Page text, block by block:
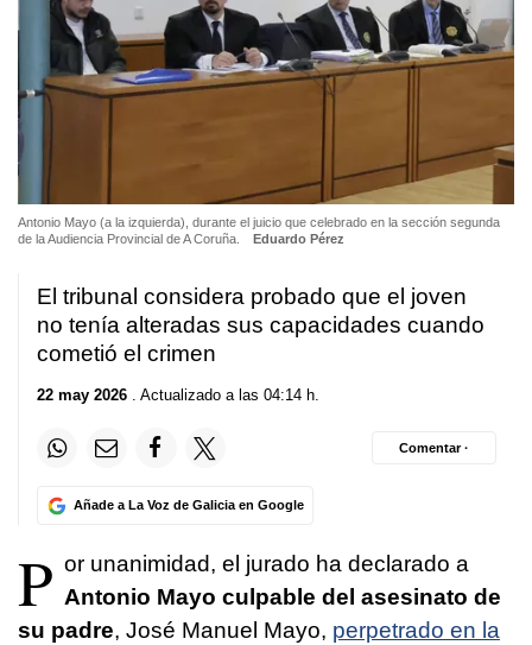
Antonio Mayo (a la izquierda), durante el juicio que celebrado en la sección segunda
de la Audiencia Provincial de A Coruña.
Eduardo Pérez
El tribunal considera probado que el joven
no tenía alteradas sus capacidades cuando
cometió el crimen
22 may 2026 . Actualizado a las 04:14 h.
Añade a La Voz de Galicia en Google
Comentar ·
P or unanimidad, el jurado ha declarado a
Antonio Mayo culpable del asesinato de
su padre, José Manuel Mayo, perpetrado en la